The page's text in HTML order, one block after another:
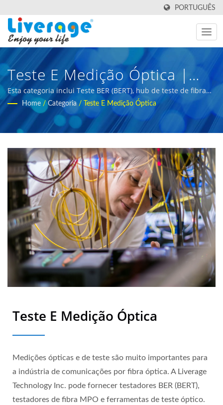
PORTUGUÊS
Teste E Medição Óptica |
Transceptores De Fibra
Óptica De Alto Desempenho
Para Redes 5g
Esta categoria inclui Teste BER (BERT), hub de teste de fibra
óptica e ferramenta de teste óptico. | equipamentos de
medição de fibra óptica para compradores internacionais
Home / Categoria / Teste E Medição Óptica
Teste E Medição Óptica
Medições ópticas e de teste são muito importantes para
a indústria de comunicações por fibra óptica. A Liverage
Technology Inc. pode fornecer testadores BER (BERT),
testadores de fibra MPO e ferramentas de teste óptico.